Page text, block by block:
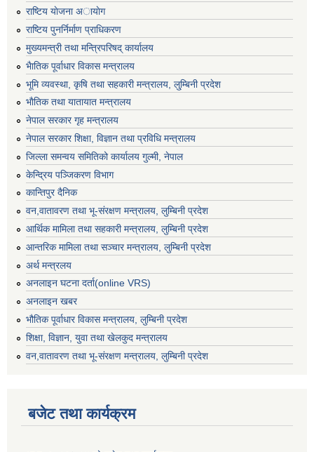
राष्टिय याेजना अायाेग
राष्टिय पुनर्निर्माण प्राधिकरण
मुख्यमन्त्री तथा मन्त्रिपरिषद् कार्यालय
भैातिक पूर्वाधार विकास मन्त्रालय
भूमि व्यवस्था, कृषि तथा सहकारी मन्त्रालय, लु्म्बिनी प्रदेश
भाैतिक तथा यातायात मन्त्रालय
नेपाल सरकार गृह मन्त्रालय
नेपाल सरकार शिक्षा, विज्ञान तथा प्रविधि मन्त्रालय
जिल्ला समन्वय समितिको कार्यालय गुल्मी, नेपाल
केन्द्रिय पञ्जिकरण विभाग
कान्तिपुर दैनिक
वन,वातावरण तथा भू-संरक्षण मन्त्रालय, लुम्बिनी प्रदेश
आर्थिक मामिला तथा सहकारी मन्त्रालय, लुम्बिनी प्रदेश
आन्तरिक मामिला तथा सञ्चार मन्त्रालय, लुम्बिनी प्रदेश
अर्थ मन्त्रलय
अनलाइन घटना दर्ता(online VRS)
अनलाइन खबर
भौतिक पूर्वाधार विकास मन्त्रालय, लुम्बिनी प्रदेश
शिक्षा, विज्ञान, युवा तथा खेलकुद मन्‍‍त्रालय
वन,वातावरण तथा भू-संरक्षण मन्त्रालय, लुम्बिनी प्रदेश
बजेट तथा कार्यक्रम